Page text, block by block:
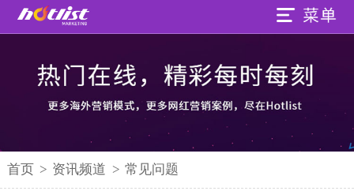
首页 > 资讯频道 > 常见问题